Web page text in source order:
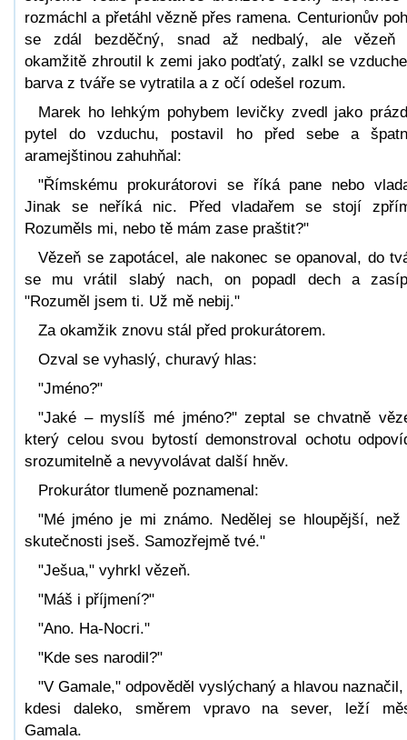
rozmáchl a přetáhl vězně přes ramena. Centurionův
se zdál bezděčný, snad až nedbalý, ale vězeň
okamžitě zhroutil k zemi jako podťatý, zalkl se
barva z tváře se vytratila a z očí odešel rozum.
Marek ho lehkým pohybem levičky zvedl jako
pytel do vzduchu, postavil ho před sebe a
aramejštinou zahuhňal:
"Římskému prokurátorovi se říká pane nebo
Jinak se neříká nic. Před vladařem se stojí
Rozuměls mi, nebo tě mám zase praštit?"
Vězeň se zapotácel, ale nakonec se opanoval, do
se mu vrátil slabý nach, on popadl dech a
"Rozuměl jsem ti. Už mě nebij."
Za okamžik znovu stál před prokurátorem.
Ozval se vyhaslý, churavý hlas:
"Jméno?"
"Jaké – myslíš mé jméno?" zeptal se chvatně
který celou svou bytostí demonstroval ochotu
srozumitelně a nevyvolávat další hněv.
Prokurátor tlumeně poznamenal:
"Mé jméno je mi známo. Nedělej se hloupější, než
skutečnosti jseš. Samozřejmě tvé."
"Ješua," vyhrkl vězeň.
"Máš i příjmení?"
"Ano. Ha-Nocri."
"Kde ses narodil?"
"V Gamale," odpověděl vyslýchaný a hlavou naznačil,
kdesi daleko, směrem vpravo na sever, leží
Gamala.